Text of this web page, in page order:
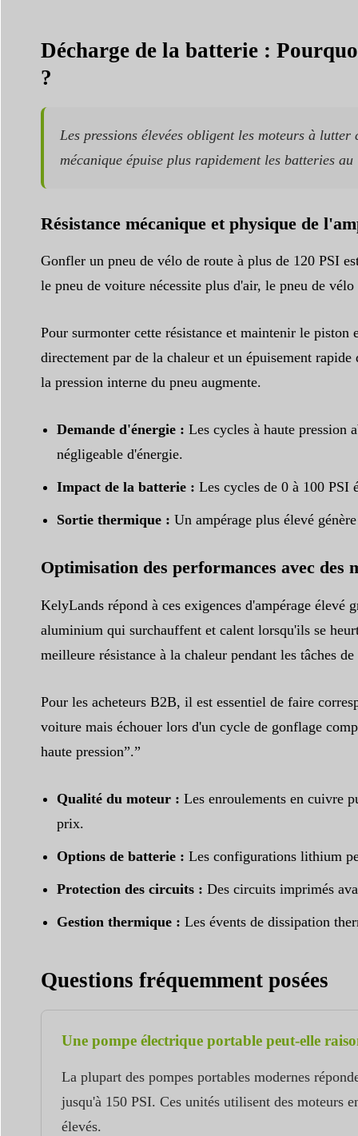
Décharge de la batterie :
?
Les pressions élevées obligent les moteurs à
mécanique épuise plus rapidement les batteries
Résistance mécanique et physique de
Gonfler un pneu de vélo de route à plus de 120 PSI
le pneu de voiture nécessite plus d'air, le pneu de
Pour surmonter cette résistance et maintenir le
directement par de la chaleur et un épuisement
la pression interne du pneu augmente.
Demande d'énergie : Les cycles à haute pression
négligeable d'énergie.
Impact de la batterie : Les cycles de 0 à 100 PSI
Sortie thermique : Un ampérage plus élevé
Optimisation des performances avec
KelyLands répond à ces exigences d'ampérage élevé
aluminium qui surchauffent et calent lorsqu'ils se
meilleure résistance à la chaleur pendant les tâches
Pour les acheteurs B2B, il est essentiel de faire
voiture mais échouer lors d'un cycle de gonflage
haute pression”.”
Qualité du moteur : Les enroulements en cuivre
prix.
Options de batterie : Les configurations lithium
Protection des circuits : Des circuits imprimés
Gestion thermique : Les évents de dissipation
Questions fréquemment posées
Une pompe électrique portable peut-elle
La plupart des pompes portables modernes
jusqu'à 150 PSI. Ces unités utilisent des moteurs
élevés.